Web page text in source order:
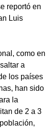
reportó en
Luis
como en
a
los países
han sido
la
de 2 a 3